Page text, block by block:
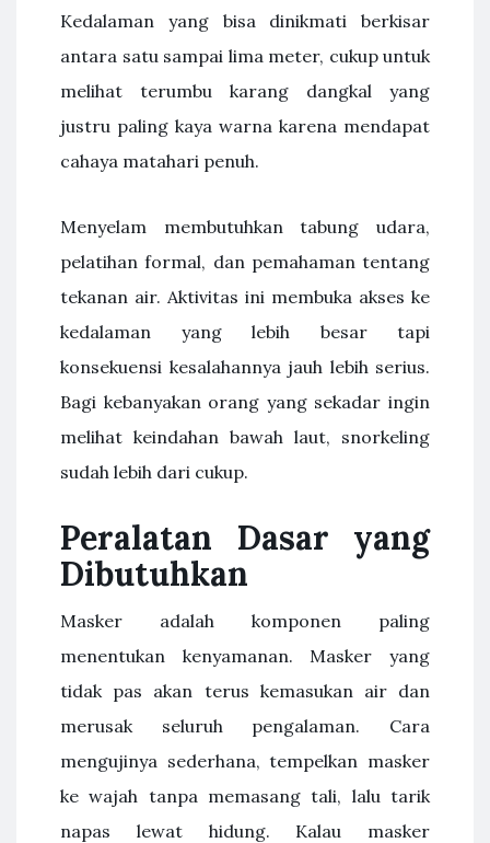
Kedalaman yang bisa dinikmati berkisar
antara satu sampai lima meter, cukup untuk
melihat terumbu karang dangkal yang
justru paling kaya warna karena mendapat
cahaya matahari penuh.
Menyelam membutuhkan tabung udara,
pelatihan formal, dan pemahaman tentang
tekanan air. Aktivitas ini membuka akses ke
kedalaman yang lebih besar tapi
konsekuensi kesalahannya jauh lebih serius.
Bagi kebanyakan orang yang sekadar ingin
melihat keindahan bawah laut, snorkeling
sudah lebih dari cukup.
Peralatan Dasar yang
Dibutuhkan
Masker adalah komponen paling
menentukan kenyamanan. Masker yang
tidak pas akan terus kemasukan air dan
merusak seluruh pengalaman. Cara
mengujinya sederhana, tempelkan masker
ke wajah tanpa memasang tali, lalu tarik
napas lewat hidung. Kalau masker